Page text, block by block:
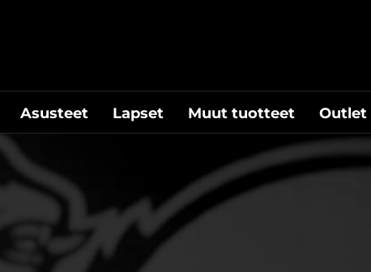
Asusteet Lapset Muut tuotteet Outlet